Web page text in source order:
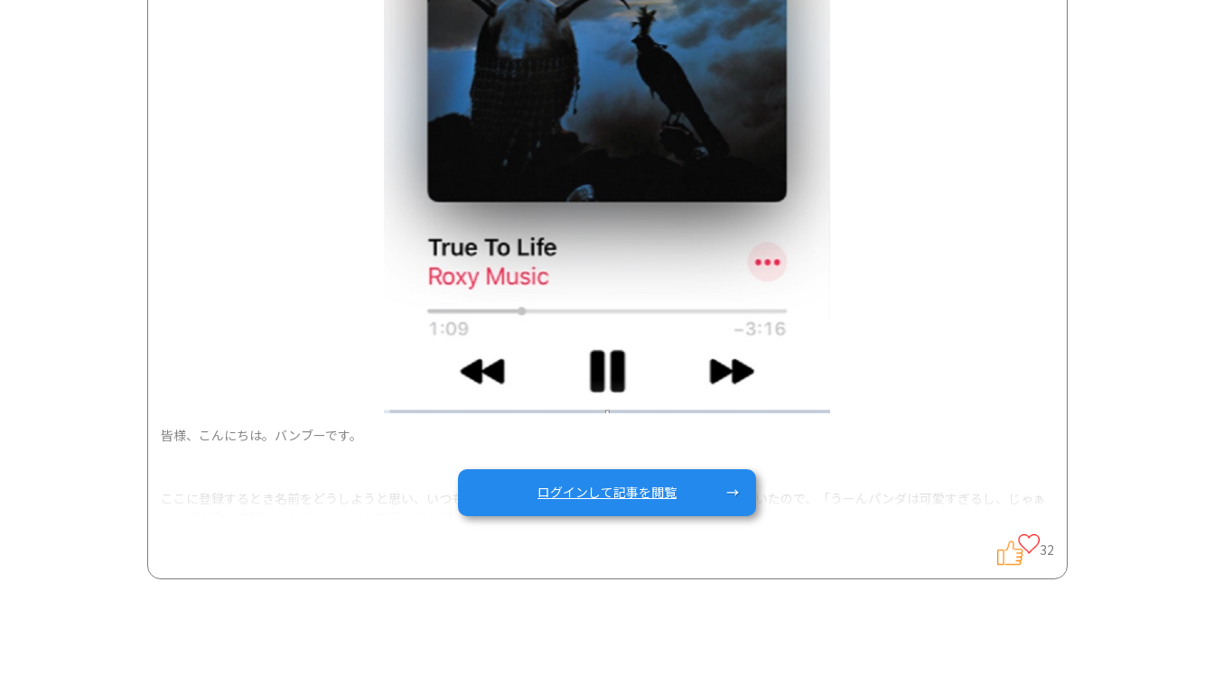
皆様、こんにちは。バンブーです。
ここに登録するとき名前をどうしようと思い、いつも上野動物園のシャンシャンのライブ映像に癒されていたので、「うーんパンダは可愛すぎるし、じゃぁ
パンダが食べる竹にしとこ」と、やや安易にバンブーとしてしまいました。
こんな爆裂音の多いＨＮと自分との距離を感じます 笑。音楽が好きな（でも最近は全然新しい発掘をしていない）50代真っ只中です。
ログインして記事を閲覧
32